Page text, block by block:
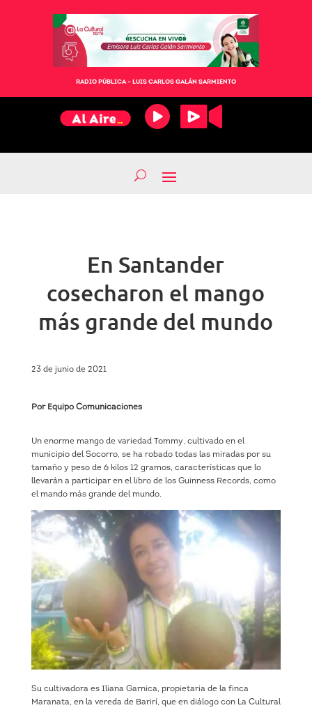
RADIO PÚBLICA – LUIS CARLOS GALÁN SARMIENTO
En Santander
cosecharon el mango
más grande del mundo
23 de junio de 2021
Por Equipo Comunicaciones
Un enorme mango de variedad Tommy, cultivado en el
municipio del Socorro, se ha robado todas las miradas por su
tamaño y peso de 6 kilos 12 gramos, características que lo
llevarán a participar en el libro de los Guinness Records, como
el mando más grande del mundo.
Su cultivadora es Iliana Garnica, propietaria de la finca
Maranata, en la vereda de Barirí, que en diálogo con La Cultural